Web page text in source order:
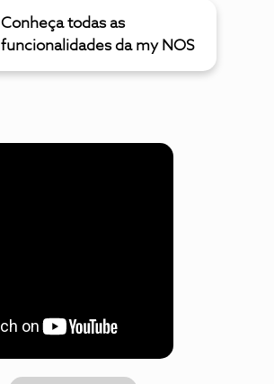
Conheça todas as
funcionalidades da my NOS